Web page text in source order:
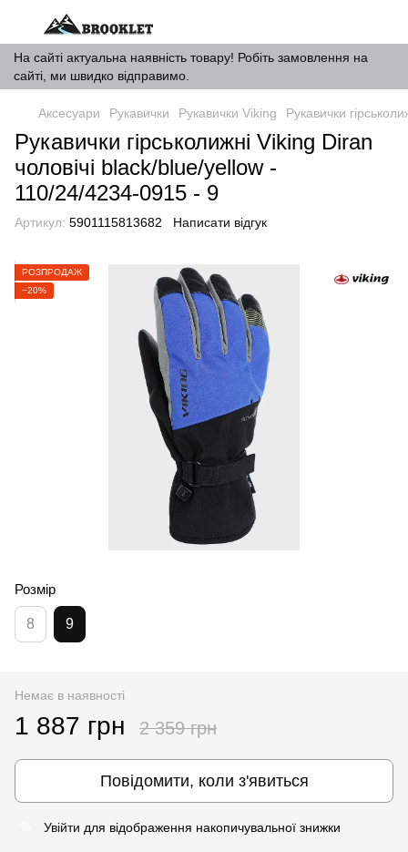
На сайті актуальна наявність товару! Робіть замовлення на
сайті, ми швидко відправимо.
Аксесуари Рукавички Рукавички Viking Рукавички
Рукавички гірськолижні Viking Diran
чоловічі black/blue/yellow -
110/24/4234-0915 - 9
Артикул: 5901115813682 Написати відгук
РОЗПРОДАЖ
−20%
Розмір
8 9
Немає в наявності
1 887 грн 2 359 грн
Повідомити, коли з'явиться
Увійти для відображення накопичувальної знижки